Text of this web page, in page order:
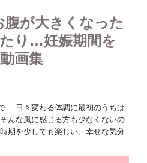
が大きくなった
り…妊娠期間を
画集
… 日々変わる体調に最初のうちは
んな風に感じる方も少なくないの
期を少しでも楽しい、幸せな気分